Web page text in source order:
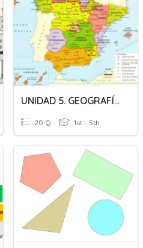
UNIDAD 5. GEOGRAFÍA DE ESPAÑA
20 Q 1st - 5th